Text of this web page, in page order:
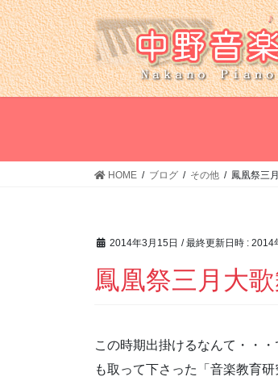
コ
ン
テ
ン
ツ
ッ
ナ
ビ
ゲ
ー
シ
移
HOME ブログ その他 鳳凰祭三
2014年3月15日 / 最終更新日時 : 2014
鳳凰祭三月大
この時期出掛けるなんて・・
も取って下さった「音楽教育